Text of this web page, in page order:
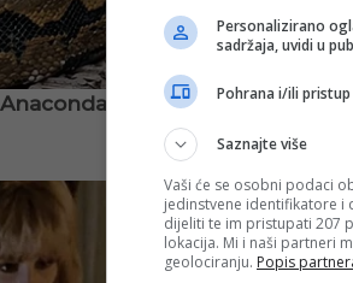
Personalizirano
sadržaja, uvidi u
Pohrana i/ili
Saznajte više
Vaši će se osobni podaci
jedinstvene identifikatore i
dijeliti te im pristupati 207
lokacija. Mi i naši partneri
geolociranju. Popis